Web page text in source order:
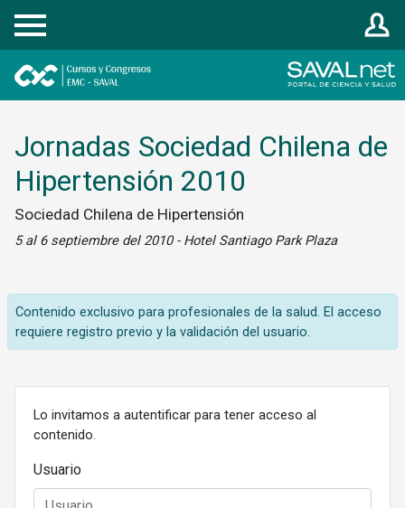
Registrarse
Jornadas Sociedad Chilena de
Hipertensión 2010
Sociedad Chilena de Hipertensión
5 al 6 septiembre del 2010 - Hotel Santiago Park Plaza
Contenido exclusivo para profesionales de la salud. El acceso
requiere registro previo y la validación del usuario.
Lo invitamos a autentificar para tener acceso al
contenido.
Usuario